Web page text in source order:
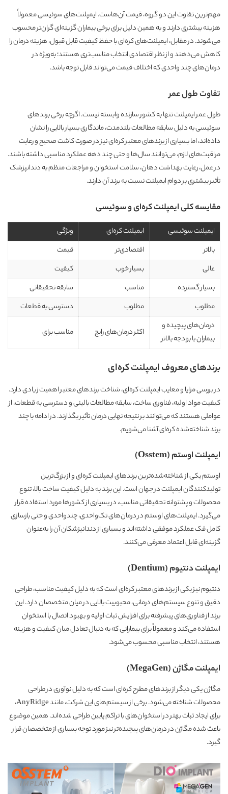
مهم‌ترین تفاوت این دو گروه، قیمت آن‌هاست. ایمپلنت‌های سوئیسی معمولاً
هزینه بیشتری دارند و به همین دلیل برای برخی بیماران گزینه‌ای گران‌تر محسوب
می‌شوند. در مقابل، ایمپلنت‌های کره‌ای با حفظ کیفیت قابل قبول، هزینه درمان را
کاهش می‌دهند و از نظر اقتصادی انتخاب مناسب‌تری هستند؛ به‌ویژه در
درمان‌های چند واحدی که اختلاف قیمت می‌تواند قابل توجه باشد.
تفاوت طول عمر
طول عمر ایمپلنت تنها به کشور سازنده وابسته نیست. اگرچه برخی برندهای
سوئیسی به دلیل سابقه مطالعات بلندمدت، ماندگاری بسیار بالایی را نشان
داده‌اند، اما بسیاری از برندهای معتبر کره‌ای نیز در صورت کاشت صحیح و رعایت
مراقبت‌های لازم، می‌توانند سال‌ها و حتی چند دهه عملکرد مناسبی داشته باشند.
در عمل، رعایت بهداشت دهان، سلامت استخوان و مراجعات منظم به دندانپزشک
تأثیر بیشتری بر دوام ایمپلنت نسبت به برند آن دارند.
مقایسه کلی ایمپلنت کره‌ای و سوئیسی
ویژگی ایمپلنت کره‌ای
ایمپلنت سوئیسی
قیمت
اقتصادی‌تر
بالاتر
کیفیت
بسیار خوب
عالی
سابقه تحقیقاتی
مناسب
بسیار گسترده
دسترسی به قطعات
مطلوب مطلوب
مناسب برای اکثر درمان‌های رایج
درمان‌های پیچیده و
بیماران با بودجه بالاتر
برندهای معروف ایمپلنت کره‌ای
در بررسی مزایا و معایب ایمپلنت کره‌ای، شناخت برندهای معتبر اهمیت زیادی دارد.
کیفیت مواد اولیه، فناوری ساخت، سابقه مطالعات بالینی و دسترسی به قطعات، از
عواملی هستند که می‌توانند بر نتیجه نهایی درمان تأثیر بگذارند. در ادامه با چند
برند شناخته‌شده کره‌ای آشنا می‌شویم.
ایمپلنت اوستم (Osstem)
اوستم یکی از شناخته‌شده‌ترین برندهای ایمپلنت کره‌ای و از بزرگ‌ترین
تولیدکنندگان ایمپلنت در جهان است. این برند به دلیل کیفیت ساخت بالا، تنوع
محصولات و پشتوانه تحقیقاتی مناسب، در بسیاری از کشورها مورد استفاده قرار
می‌گیرد. ایمپلنت‌های اوستم در درمان‌های تک‌واحدی، چندواحدی و حتی بازسازی
کامل فک عملکرد موفقی داشته‌اند و بسیاری از دندانپزشکان آن را به‌عنوان
گزینه‌ای قابل اعتماد معرفی می‌کنند.
ایمپلنت دنتیوم (Dentium)
دنتیوم نیز یکی از برندهای معتبر کره‌ای است که به دلیل کیفیت مناسب، طراحی
دقیق و تنوع سیستم‌های درمانی، محبوبیت بالایی در میان متخصصان دارد. این
برند از فناوری‌های پیشرفته برای افزایش ثبات اولیه و بهبود اتصال با استخوان
استفاده می‌کند و معمولاً برای بیمارانی که به دنبال تعادل میان کیفیت و هزینه
هستند، انتخاب مناسبی محسوب می‌شود.
ایمپلنت مگاژن (MegaGen)
مگاژن یکی دیگر از برندهای مطرح کره‌ای است که به دلیل نوآوری در طراحی
محصولات شناخته می‌شود. برخی از سیستم‌های این شرکت، مانند AnyRidge،
برای ایجاد ثبات بهتر در استخوان‌های با تراکم پایین طراحی شده‌اند. همین موضوع
باعث شده مگاژن در درمان‌های پیچیده‌تر نیز مورد توجه بسیاری از متخصصان قرار
گیرد.